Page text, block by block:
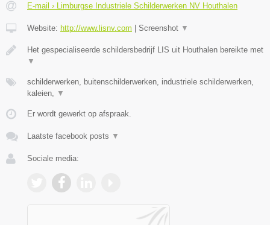
E-mail › Limburgse Industriele Schilderwerken NV Houthalen
Website: http://www.lisnv.com Screenshot ▼
Het gespecialiseerde schildersbedrijf LIS uit Houthalen bereikte met
▼
schilderwerken, buitenschilderwerken, industriele schilderwerken,
kaleien,
▼
Er wordt gewerkt op afspraak.
Laatste facebook posts ▼
Sociale media: